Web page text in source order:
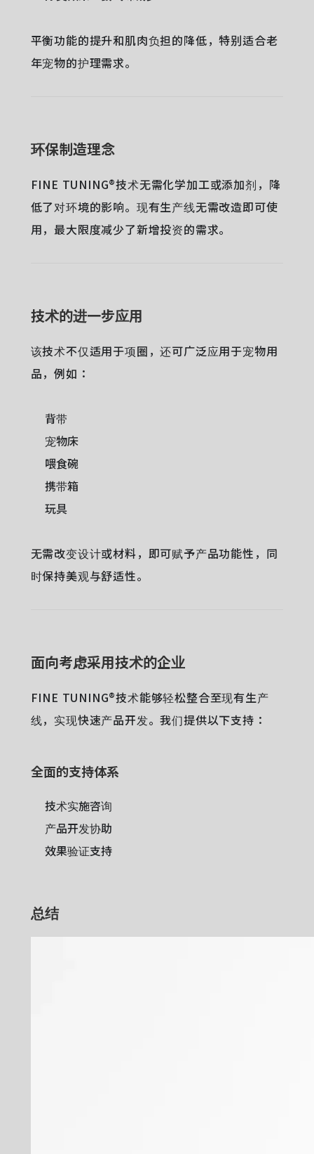
平衡功能的提升和肌肉负担的降低，特别适合老
年宠物的护理需求。
环保制造理念
FINE TUNING®技术无需化学加工或添加剂，降
低了对环境的影响。现有生产线无需改造即可使
用，最大限度减少了新增投资的需求。
技术的进一步应用
该技术不仅适用于项圈，还可广泛应用于宠物用
品，例如：
背带
宠物床
喂食碗
携带箱
玩具
无需改变设计或材料，即可赋予产品功能性，同
时保持美观与舒适性。
面向考虑采用技术的企业
FINE TUNING®技术能够轻松整合至现有生产
线，实现快速产品开发。我们提供以下支持：
全面的支持体系
技术实施咨询
产品开发协助
效果验证支持
总结